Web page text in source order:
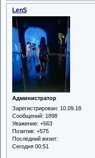
LenS
Администратор
Зарегистрирован: 10.09.18
Сообщений: 1898
Уважение: +563
Позитив: +575
Последний визит:
Сегодня 00:51